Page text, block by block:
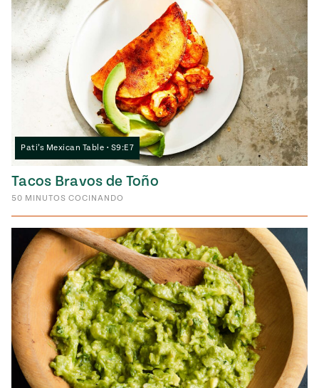
Pati’s Mexican Table • S9:E7
Tacos Bravos de Toño
50 MINUTOS COCINANDO